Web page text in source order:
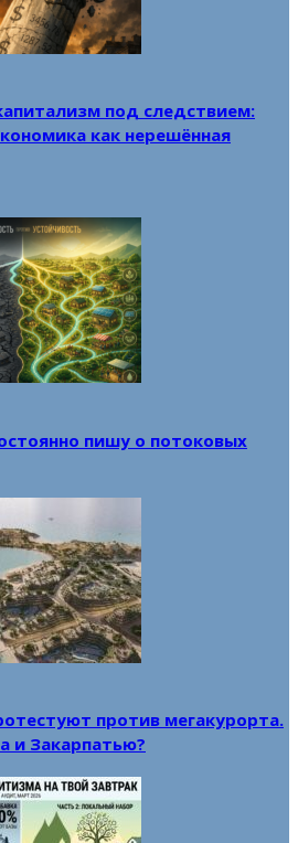
под следствием:
как нерешённая
пишу о потоковых
против мегакурорта.
и Закарпатью?